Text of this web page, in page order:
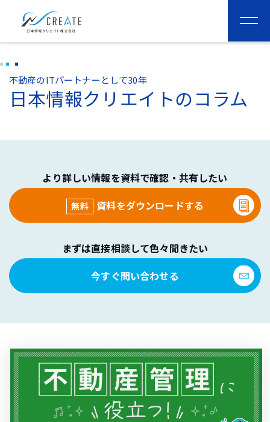
不動産のITパートナーとして30年
日本情報クリエイトのコラム
より詳しい情報を資料で確認・共有したい
無料 資料をダウンロードする
まずは直接相談して色々聞きたい
今すぐ問い合わせる